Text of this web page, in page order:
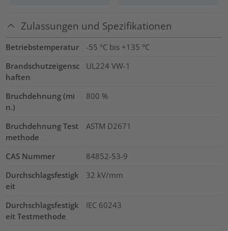
Zulassungen und Spezifikationen
Betriebstemperatur
-55 °C bis +135 °C
Brandschutzeigensc
haften
UL224 VW-1
Bruchdehnung (mi
n.)
800 %
Bruchdehnung Test
methode
ASTM D2671
CAS Nummer
84852-53-9
Durchschlagsfestigk
eit
32 kV/mm
Durchschlagsfestigk
eit Testmethode
IEC 60243